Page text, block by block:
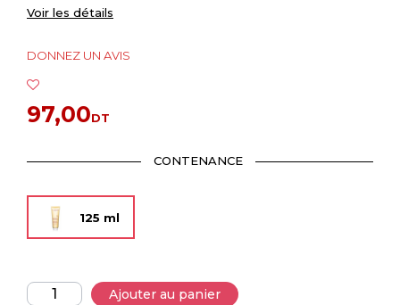
Voir les détails
DONNEZ UN AVIS
97,00DT
CONTENANCE
125 ml
Ajouter au panier